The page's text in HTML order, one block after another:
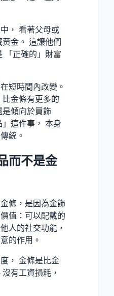
， 看著父母或
金。 這讓他們
「正確的」財富
短時間內改變。
金條有更多的
傾向於買飾
這件事， 本身
統。
而不是金
條，是因為金飾
值：可以配戴的
人的社交功能，
的作用。
， 金條是比金
有工資損耗，